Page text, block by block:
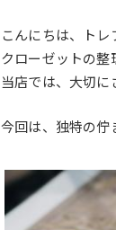
こんにちは、トレ
クローゼットの整
当店では、大切に
今回は、独特の佇